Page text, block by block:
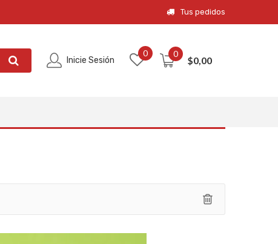
Tus pedidos
Inicie Sesión
0 0
$0,00